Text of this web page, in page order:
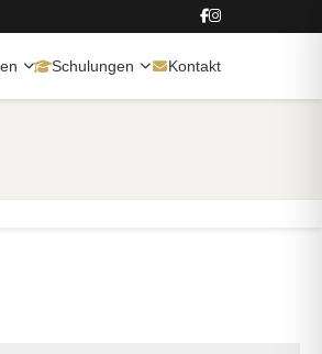
Schulungen Kontakt